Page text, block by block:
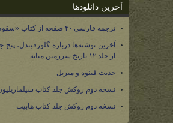
آخرین دانلودها
ترجمه فارسی ۴۰ صفحه از کتاب «سقوط نومه‌نور»
آخرین نوشته‌ها درباره گلورفیندل، پنج
از جلد ۱۲ تاریخ سرزمین میانه
حدیث فینوه و میریل
نسخه دوم روکش جلد کتاب
نسخه دوم روکش جلد کتاب هابیت